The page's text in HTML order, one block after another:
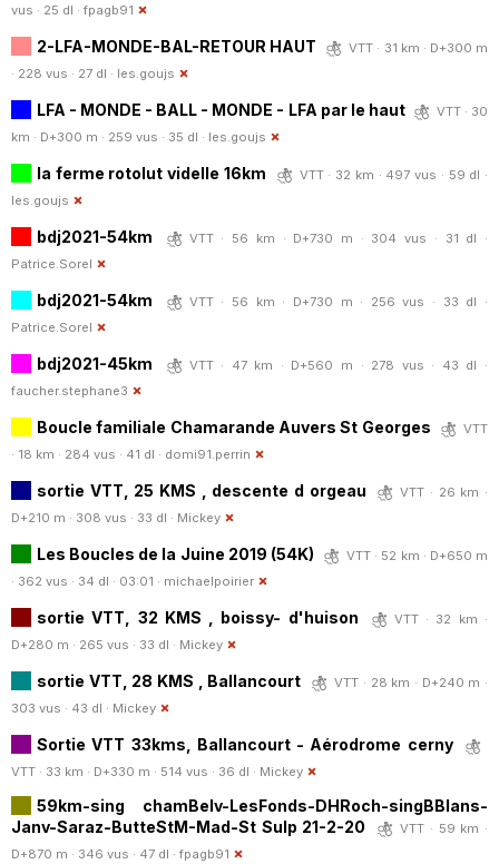
vus · 25 dl · fpagb91
2-LFA-MONDE-BAL-RETOUR HAUT
VTT · 31 km · D+300 m
· 228 vus · 27 dl · les.goujs
LFA - MONDE - BALL - MONDE - LFA par le haut
VTT · 30
km · D+300 m · 259 vus · 35 dl · les.goujs
la ferme rotolut videlle 16km
VTT · 32 km · 497 vus · 59 dl ·
les.goujs
bdj2021-54km
VTT · 56 km · D+730 m · 304 vus · 31 dl ·
Patrice.Sorel
bdj2021-54km
VTT · 56 km · D+730 m · 256 vus · 33 dl ·
Patrice.Sorel
bdj2021-45km
VTT · 47 km · D+560 m · 278 vus · 43 dl ·
faucher.stephane3
Boucle familiale Chamarande Auvers St Georges
VTT
· 18 km · 284 vus · 41 dl · domi91.perrin
sortie VTT, 25 KMS , descente d orgeau
VTT · 26 km ·
D+210 m · 308 vus · 33 dl · Mickey
Les Boucles de la Juine 2019 (54K)
VTT · 52 km · D+650 m
· 362 vus · 34 dl · 03:01 · michaelpoirier
sortie VTT, 32 KMS , boissy- d'huison
VTT · 32 km ·
D+280 m · 265 vus · 33 dl · Mickey
sortie VTT, 28 KMS , Ballancourt
VTT · 28 km · D+240 m ·
303 vus · 43 dl · Mickey
Sortie VTT 33kms, Ballancourt - Aérodrome cerny
VTT · 33 km · D+330 m · 514 vus · 36 dl · Mickey
59km-sing chamBelv-LesFonds-DHRoch-singBBlans-
Janv-Saraz-ButteStM-Mad-St Sulp 21-2-20
VTT · 59 km ·
D+870 m · 346 vus · 47 dl · fpagb91